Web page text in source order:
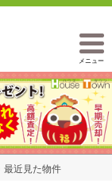
メニュー
最近見た物件